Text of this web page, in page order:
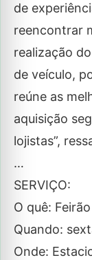
de
reencontrar
realização
de veículo,
reúne as
aquisição
lojistas”,
…
SERVIÇO:
O quê:
Quando:
Onde: